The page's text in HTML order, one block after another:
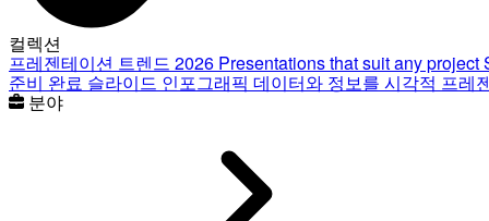
컬렉션
프레젠테이션 트렌드 2026 Presentations that suit any project
준비 완료 슬라이드 인포그래픽 데이터와 정보를 시각적 프레
분야